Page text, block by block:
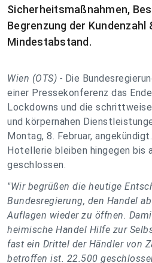
Sicherheitsmaßnahmen,
Begrenzung der Kundenzahl
Mindestabstand.
Wien (OTS) - Die
einer Pressekonferenz das
Lockdowns und die
und körpernahen
Montag, 8. Februar,
Hotellerie bleiben hingegen bis
geschlossen.
"Wir begrüßen die heutige
Bundesregierung, den Handel
Auflagen wieder zu öffnen.
heimische Handel Hilfe zur
fast ein Drittel der Händler von
betroffen ist. 22.500